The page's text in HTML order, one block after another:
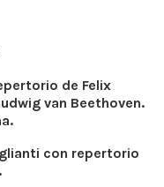
de Felix
van Beethoven.
con repertorio